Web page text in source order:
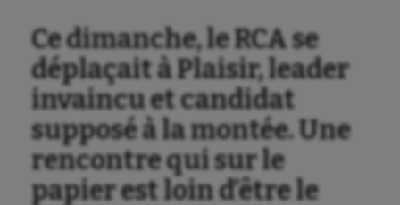
Athlétisme
Auto
Aviron
Balle à la main
Ballon au poing
Ce dimanche, le RCA se
déplaçait à Plaisir, leader
invaincu et candidat
supposé à la montée. Une
rencontre qui sur le
papier est loin d’être le